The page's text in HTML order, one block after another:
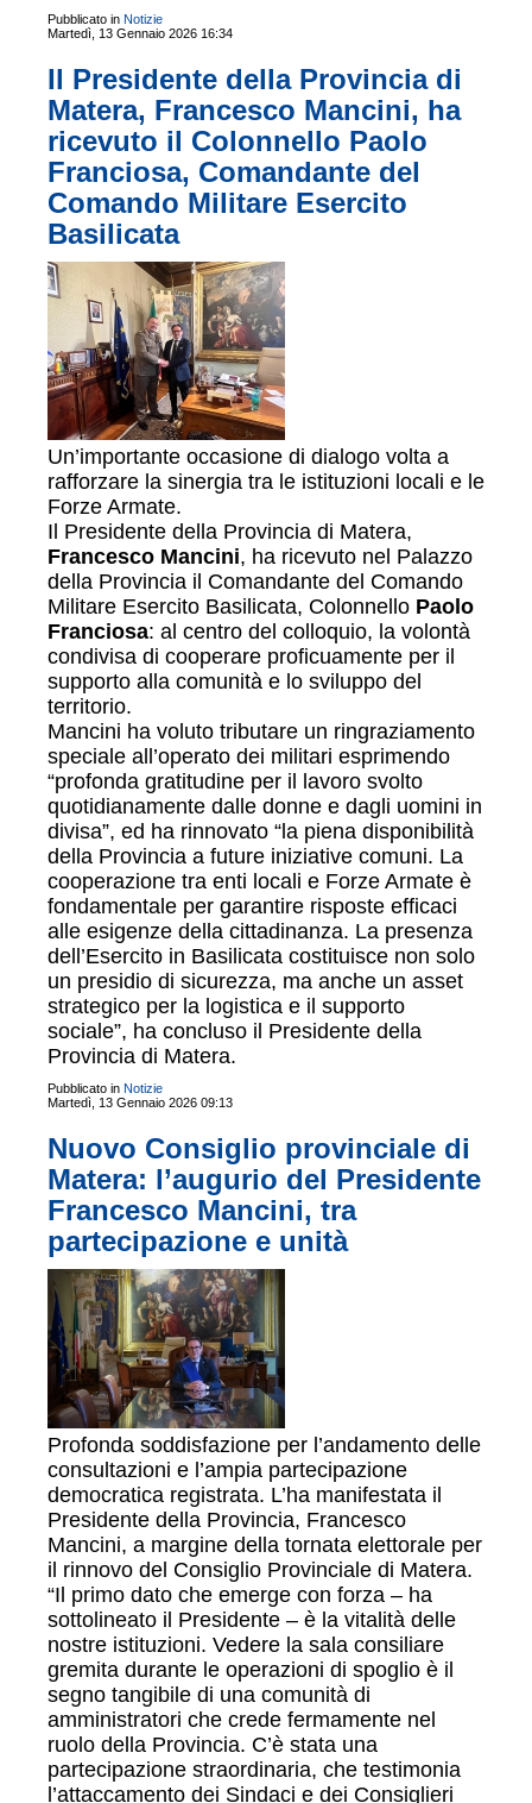
Pubblicato in Notizie
Martedì, 13 Gennaio 2026 16:34
Il Presidente della Provincia di
Matera, Francesco Mancini, ha
ricevuto il Colonnello Paolo
Franciosa, Comandante del
Comando Militare Esercito
Basilicata
Un’importante occasione di dialogo volta a
rafforzare la sinergia tra le istituzioni locali e le
Forze Armate.
Il Presidente della Provincia di Matera,
Francesco Mancini, ha ricevuto nel Palazzo
della Provincia il Comandante del Comando
Militare Esercito Basilicata, Colonnello Paolo
Franciosa: al centro del colloquio, la volontà
condivisa di cooperare proficuamente per il
supporto alla comunità e lo sviluppo del
territorio.
Mancini ha voluto tributare un ringraziamento
speciale all’operato dei militari esprimendo
“profonda gratitudine per il lavoro svolto
quotidianamente dalle donne e dagli uomini in
divisa”, ed ha rinnovato “la piena disponibilità
della Provincia a future iniziative comuni. La
cooperazione tra enti locali e Forze Armate è
fondamentale per garantire risposte efficaci
alle esigenze della cittadinanza. La presenza
dell’Esercito in Basilicata costituisce non solo
un presidio di sicurezza, ma anche un asset
strategico per la logistica e il supporto
sociale”, ha concluso il Presidente della
Provincia di Matera.
Pubblicato in Notizie
Martedì, 13 Gennaio 2026 09:13
Nuovo Consiglio provinciale di
Matera: l’augurio del Presidente
Francesco Mancini, tra
partecipazione e unità
Profonda soddisfazione per l’andamento delle
consultazioni e l’ampia partecipazione
democratica registrata. L’ha manifestata il
Presidente della Provincia, Francesco
Mancini, a margine della tornata elettorale per
il rinnovo del Consiglio Provinciale di Matera.
“Il primo dato che emerge con forza – ha
sottolineato il Presidente – è la vitalità delle
nostre istituzioni. Vedere la sala consiliare
gremita durante le operazioni di spoglio è il
segno tangibile di una comunità di
amministratori che crede fermamente nel
ruolo della Provincia. C’è stata una
partecipazione straordinaria, che testimonia
l’attaccamento dei Sindaci e dei Consiglieri